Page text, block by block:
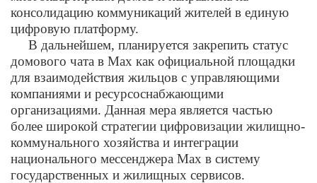
консолидацию коммуникаций жителей в единую
цифровую платформу.
В дальнейшем, планируется закрепить статус
домового чата в Max как официальной площадки
для взаимодействия жильцов с управляющими
компаниями и ресурсоснабжающими
организациями. Данная мера является частью
более широкой стратегии цифровизации жилищно-
коммунального хозяйства и интеграции
национального мессенджера Max в систему
государственных и жилищных сервисов.